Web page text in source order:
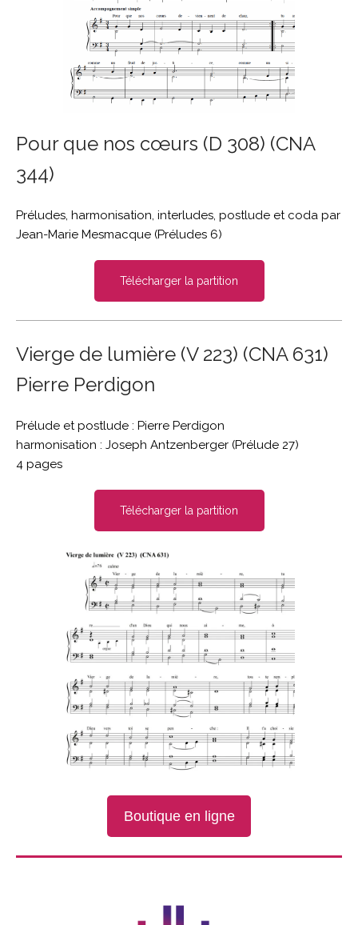
Pour que nos cœurs (D 308) (CNA
344)
Préludes, harmonisation, interludes, postlude et coda par
Jean-Marie Mesmacque (Préludes 6)
Télécharger la partition
Vierge de lumière (V 223) (CNA 631)
Pierre Perdigon
Prélude et postlude : Pierre Perdigon
harmonisation : Joseph Antzenberger (Prélude 27)
4 pages
Télécharger la partition
Boutique en ligne